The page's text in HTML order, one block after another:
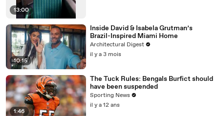
13:00
10:15
Inside David & Isabela Grutman’s
Brazil-Inspired Miami Home
Architectural Digest
il y a 3 mois
1:46
The Tuck Rules: Bengals Burfict should
have been suspended
Sporting News
il y a 12 ans